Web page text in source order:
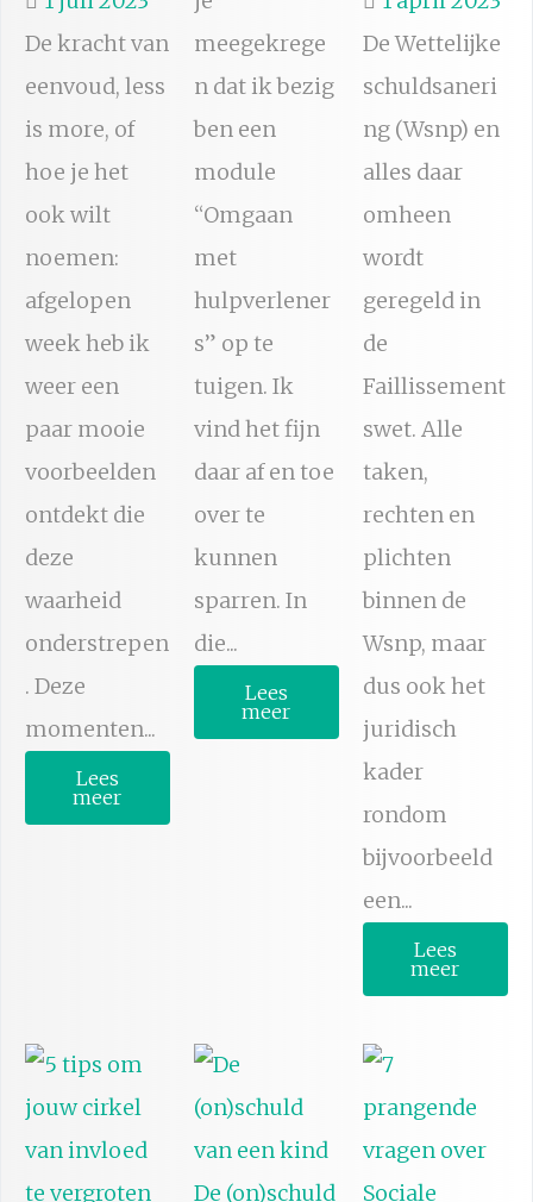
De kracht van
eenvoud, less
is more, of
hoe je het
ook wilt
noemen:
afgelopen
week heb ik
weer een
paar mooie
voorbeelden
ontdekt die
deze
waarheid
onderstrepen
. Deze
momenten...
Lees
meer
meegekrege
n dat ik bezig
ben een
module
“Omgaan
met
hulpverlener
s” op te
tuigen. Ik
vind het fijn
daar af en toe
over te
kunnen
sparren. In
die...
Lees
meer
De Wettelijke
schuldsaneri
ng (Wsnp) en
alles daar
omheen
wordt
geregeld in
de
Faillissement
swet. Alle
taken,
rechten en
plichten
binnen de
Wsnp, maar
dus ook het
juridisch
kader
rondom
bijvoorbeeld
een...
Lees
meer
De (on)schuld